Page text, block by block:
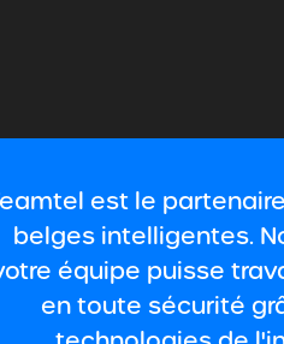
est le
belges intelligentes.
équipe puisse
en toute sécurité